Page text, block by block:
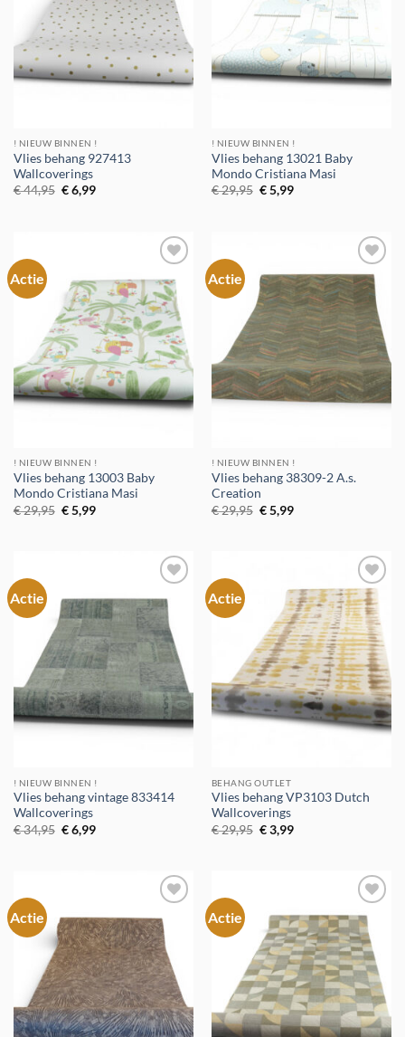
! NIEUW BINNEN !
Vlies behang 927413
Wallcoverings
€44,95 Oorspronkelijke
prijs
€6,99Huidige
! NIEUW BINNEN !
Vlies behang 13021 Baby
Mondo Cristiana Masi
€29,95 Oorspronkelijke
prijs
€5,99Huidige
Actie
Toevoegen
aan
verlanglijst
! NIEUW BINNEN !
Vlies behang 13003 Baby
Mondo Cristiana Masi
€29,95 Oorspronkelijke
prijs
€5,99Huidige
Actie
Toevoegen
aan
verlanglijst
! NIEUW BINNEN !
Vlies behang 38309-2 A.s.
Creation
€29,95 Oorspronkelijke
prijs
€5,99Huidige
Actie
Toevoegen
aan
verlanglijst
! NIEUW BINNEN !
Vlies behang vintage 833414
Wallcoverings
€34,95 Oorspronkelijke
prijs
€6,99Huidige
Actie
Toevoegen
aan
verlanglijst
BEHANG OUTLET
Vlies behang VP3103 Dutch
Wallcoverings
€29,95 Oorspronkelijke
prijs
€3,99Huidige
Actie
Toevoegen
aan
verlanglijst
Actie
Toevoegen
aan
verlanglijst